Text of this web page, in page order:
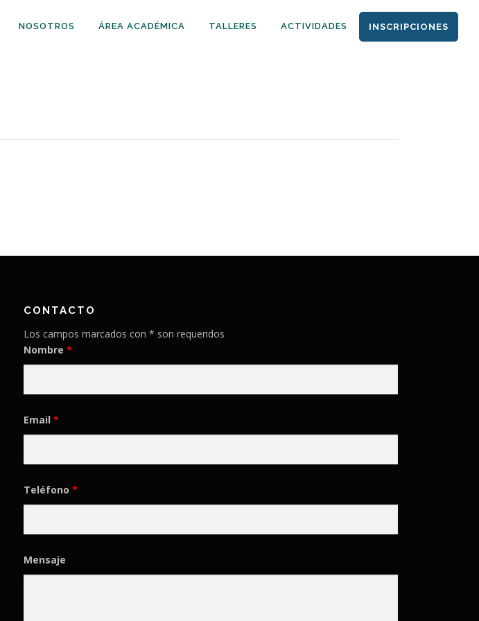
NOSOTROS ÁREA ACADÉMICA TALLERES ACTIVIDADES INSCRIPCIONES
CONTACTO
Los campos marcados con * son requeridos
Nombre *
Email *
Teléfono *
Mensaje